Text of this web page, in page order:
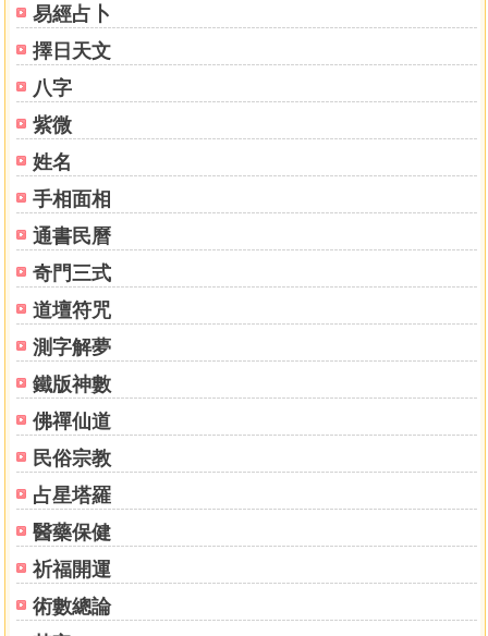
易經占卜
擇日天文
八字
紫微
姓名
手相面相
通書民曆
奇門三式
道壇符咒
測字解夢
鐵版神數
佛禪仙道
民俗宗教
占星塔羅
醫藥保健
祈福開運
術數總論